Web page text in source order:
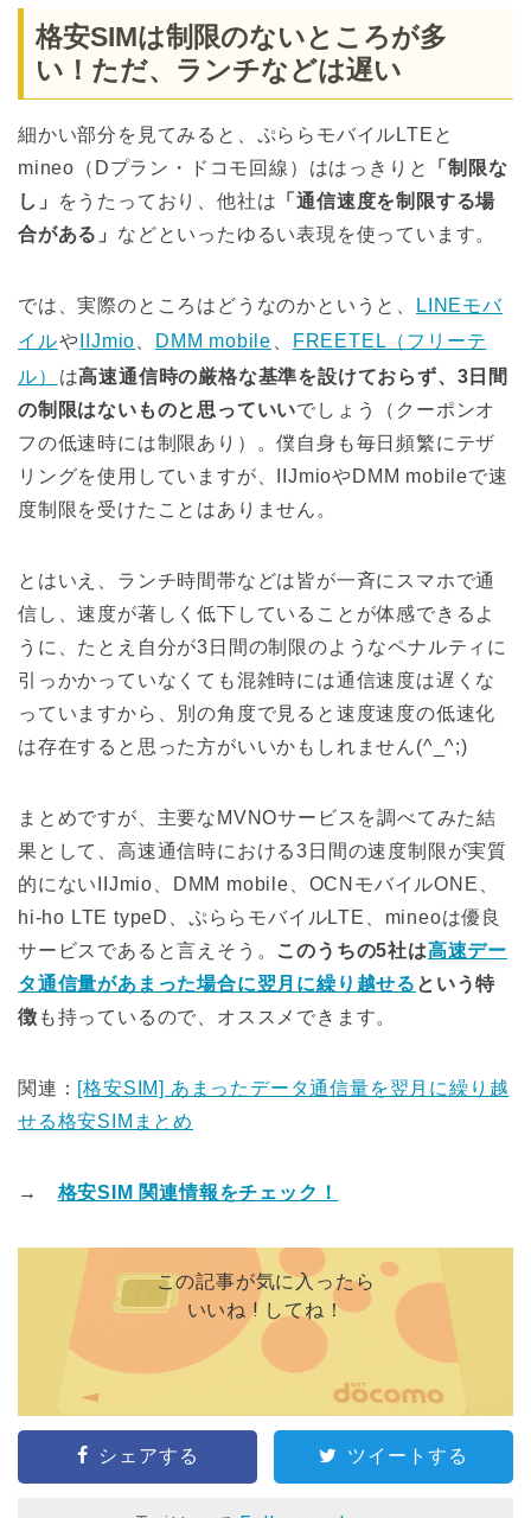
格安SIMは制限のないところが多
い！ただ、ランチなどは遅い
細かい部分を見てみると、ぷららモバイルLTEと
mineo（Dプラン・ドコモ回線）ははっきりと
「制限な
し」
をうたっており、他社は 「通信速度を制限する場
合がある」 などといったゆるい表現を使っています。
では、実際のところはどうなのかというと、
LINEモバ
イルや IIJmio DMM mobile
FREETEL（フリーテ
ル）
は高速通信時の厳格な基準を設けておらず、3日間
の制限はないものと思っていいでしょう（クーポンオ
フの低速時には制限あり）。僕自身も毎日頻繁にテザ
リングを使用していますが、IIJmioやDMM mobileで速
度制限を受けたことはありません。
とはいえ、ランチ時間帯などは皆が一斉にスマホで通
信し、速度が著しく低下していることが体感できるよ
うに、たとえ自分が3日間の制限のようなペナルティに
引っかかっていなくても混雑時には通信速度は遅くな
っていますから、別の角度で見ると速度速度の低速化
は存在すると思った方がいいかもしれません(^_^;)
まとめですが、主要なMVNOサービスを調べてみた結
果として、高速通信時における3日間の速度制限が実質
的にないIIJmio、DMM mobile、OCNモバイルONE、
hi-ho LTE typeD、ぷららモバイルLTE、mineoは優良
サービスであると言えそう。 このうちの5社は高速デー
タ通信量があまった場合に翌月に繰り越せる という特
徴 も持っているので、オススメできます。
関連： [格安SIM] あまったデータ通信量を翌月に繰り越
せる格安SIMまとめ
→ 格安SIM 関連情報をチェック！
この記事が気に入ったら
いいね ! してね！
シェアする ツイートする